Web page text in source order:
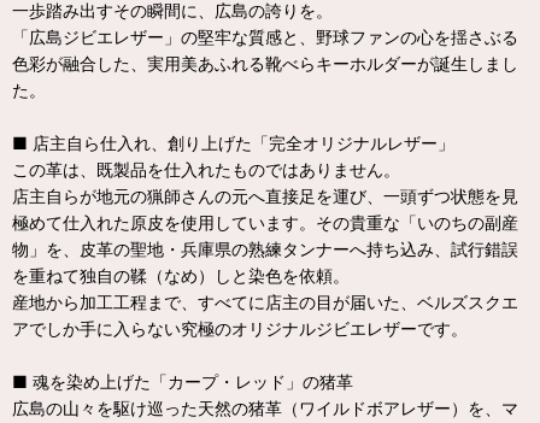
一歩踏み出すその瞬間に、広島の誇りを。
「広島ジビエレザー」の堅牢な質感と、野球ファンの心を揺さぶる
色彩が融合した、実用美あふれる靴べらキーホルダーが誕生しまし
た。
■ 店主自ら仕入れ、創り上げた「完全オリジナルレザー」
この革は、既製品を仕入れたものではありません。
店主自らが地元の猟師さんの元へ直接足を運び、一頭ずつ状態を見
極めて仕入れた原皮を使用しています。その貴重な「いのちの副産
物」を、皮革の聖地・兵庫県の熟練タンナーへ持ち込み、試行錯誤
を重ねて独自の鞣（なめ）しと染色を依頼。
産地から加工工程まで、すべてに店主の目が届いた、ベルズスクエ
アでしか手に入らない究極のオリジナルジビエレザーです。
■ 魂を染め上げた「カープ・レッド」の猪革
広島の山々を駆け巡った天然の猪革（ワイルドボアレザー）を、マ